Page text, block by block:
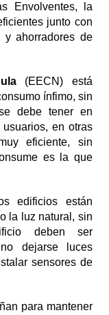
Envolventes, la
junto con
ahorradores de
(EECN) está
ínfimo, sin
debe tener en
en otras
eficiente, sin
es la que
edificios están
la luz natural, sin
deben ser
dejarse luces
sensores de
para mantener